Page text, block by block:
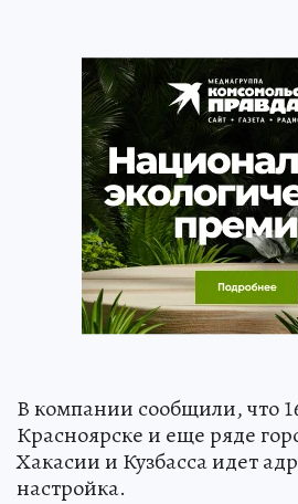
В компании сообщили, что
Красноярске и еще ряде
Хакасии и Кузбасса идет
настройка.